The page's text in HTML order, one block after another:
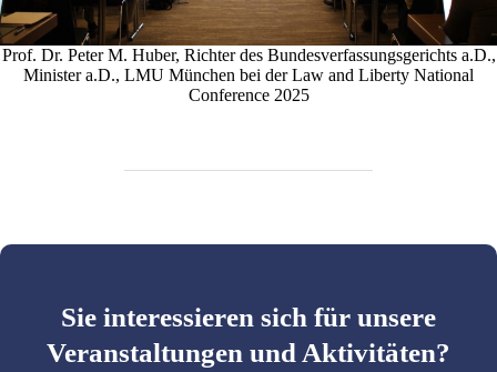
Prof. Dr. Peter M. Huber, Richter des Bundesverfassungsgerichts a.D.,
Minister a.D., LMU München bei der Law and Liberty National
Conference 2025
Sie interessieren sich für unsere
Veranstaltungen und Aktivitäten?